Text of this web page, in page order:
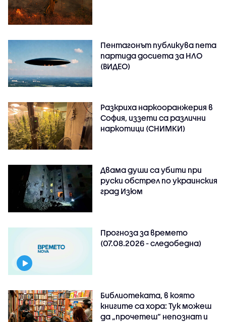
Пентагонът публикува пета
партида досиета за НЛО
(ВИДЕО)
Разкриха наркооранжерия в
София, иззети са различни
наркотици (СНИМКИ)
Двама души са убити при
руски обстрeл по украинския
град Изюм
Прогноза за времето
(07.08.2026 - следобедна)
Библиотеката, в която
книгите са хора: Тук можеш
да „прочетеш“ непознат и